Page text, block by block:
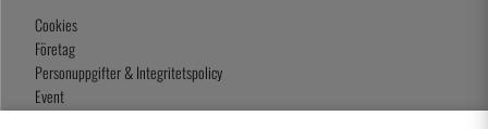
Cookies
Företag
Personuppgifter & Integritetspolicy
Event